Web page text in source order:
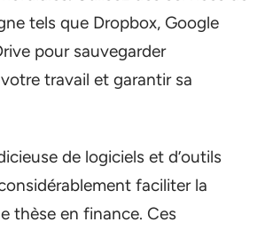
tels que Dropbox, Google
pour sauvegarder
travail et garantir sa
de logiciels et d’outils
faciliter la
thèse en finance. Ces